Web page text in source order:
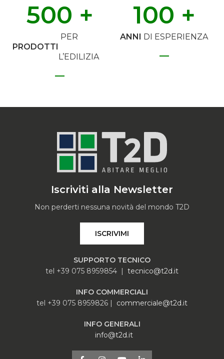
PRODOTTI
PER
L’EDILIZIA
500 +
ANNI DI ESPERIENZA
100 +
Iscriviti alla Newsletter
Non perderti nessuna novità del mondo T2D
ISCRIVIMI
SUPPORTO TECNICO
tel +39 075 8959854 | tecnico@t2d.it
INFO COMMERCIALI
tel +39 075 8959826 | commerciale@t2d.it
INFO GENERALI
info@t2d.it